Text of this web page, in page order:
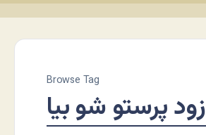
Browse Tag
زود پرستو شو بیا